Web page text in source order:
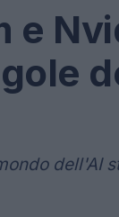
e
dell'AI